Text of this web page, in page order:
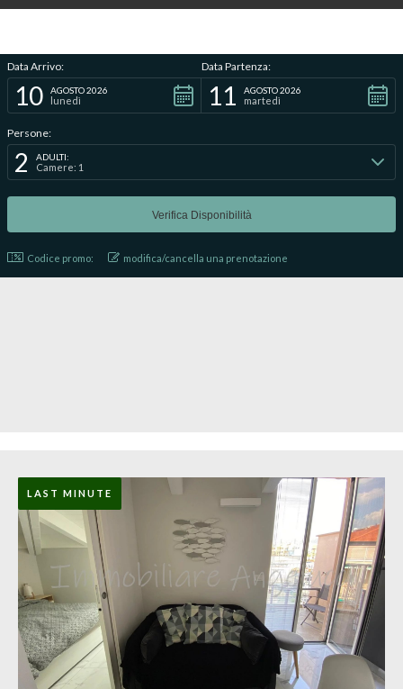
Data Arrivo:
10 AGOSTO 2026
lunedì
Data Partenza:
11 AGOSTO 2026
martedì
Persone:
2 ADULTI:
Camere: 1
Codice promo: modifica/cancella una prenotazione
LAST MINUTE